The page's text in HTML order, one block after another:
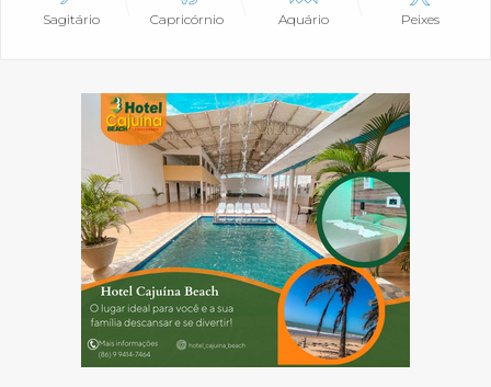
Sagitário Capricórnio Aquário Peixes